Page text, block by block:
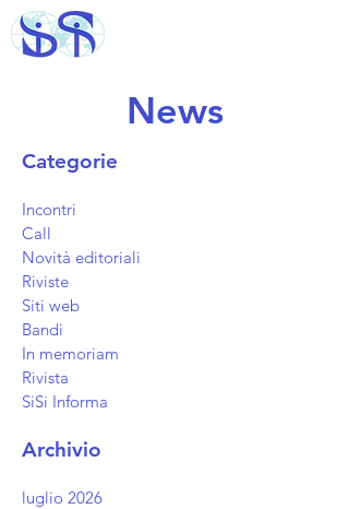
News
Categorie
Incontri
Call
Novità editoriali
Riviste
Siti web
Bandi
In memoriam
Rivista
SiSi Informa
Archivio
luglio 2026